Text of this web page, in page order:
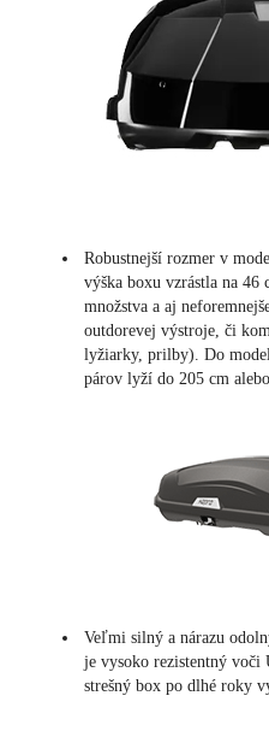
Robustnejší rozmer v
výška boxu vzrástla na 46
množstva a aj
outdorevej výstroje, či
lyžiarky, prilby). Do
párov lyží do 205 cm
Veľmi silný a nárazu
je vysoko rezistentný voči
strešný box po dlhé roky